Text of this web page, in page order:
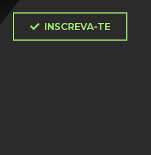
INSCREVA-TE